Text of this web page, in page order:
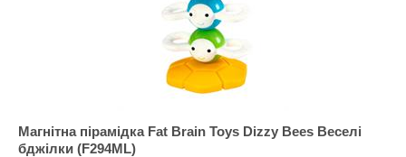
Магнітна пірамідка Fat Brain Toys Dizzy Bees Веселі
бджілки (F294ML)